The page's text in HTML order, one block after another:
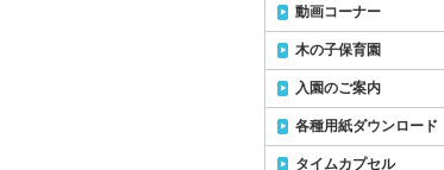
動画コーナー
木の子保育園
入園のご案内
各種用紙ダウンロード
タイムカプセル